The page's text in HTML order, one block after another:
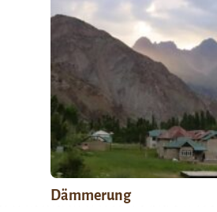
Dämmerung